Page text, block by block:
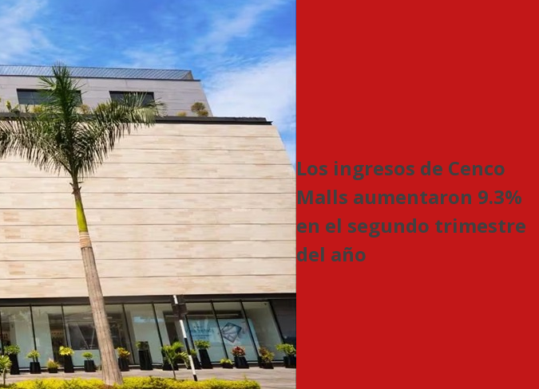
Los ingresos de Cenco
Malls aumentaron 9.3%
en el segundo trimestre
del año